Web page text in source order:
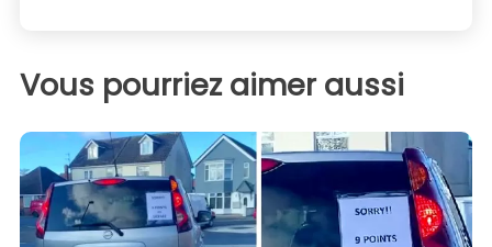
Vous pourriez aimer aussi